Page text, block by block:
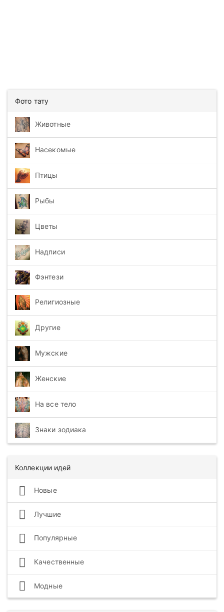
Фото тату
Животные
Насекомые
Птицы
Рыбы
Цветы
Надписи
Фэнтези
Религиозные
Другие
Мужские
Женские
На все тело
Знаки зодиака
Коллекции идей
Новые
Лучшие
Популярные
Качественные
Модные